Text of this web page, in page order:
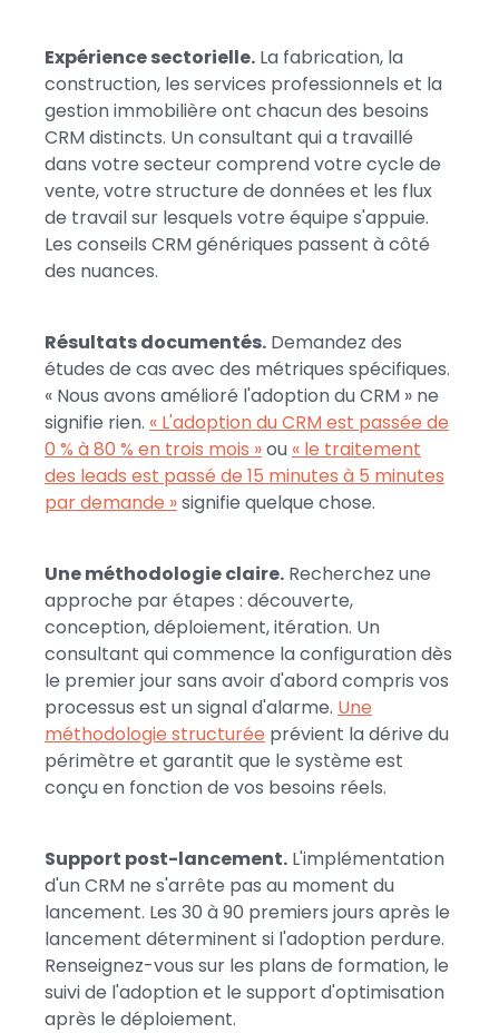
Expérience sectorielle. La fabrication, la
construction, les services professionnels et la
gestion immobilière ont chacun des besoins
CRM distincts. Un consultant qui a travaillé
dans votre secteur comprend votre cycle de
vente, votre structure de données et les flux
de travail sur lesquels votre équipe s'appuie.
Les conseils CRM génériques passent à côté
des nuances.
Résultats documentés. Demandez des
études de cas avec des métriques spécifiques.
« Nous avons amélioré l'adoption du CRM » ne
signifie rien. « L'adoption du CRM est passée de
0 % à 80 % en trois mois »ou « le traitement
des leads est passé de 15 minutes à 5 minutes
par demande »signifie quelque chose.
Une méthodologie claire. Recherchez une
approche par étapes : découverte,
conception, déploiement, itération. Un
consultant qui commence la configuration dès
le premier jour sans avoir d'abord compris vos
processus est un signal d'alarme. Une
méthodologie structurée prévient la dérive du
périmètre et garantit que le système est
conçu en fonction de vos besoins réels.
Support post-lancement. L'implémentation
d'un CRM ne s'arrête pas au moment du
lancement. Les 30 à 90 premiers jours après le
lancement déterminent si l'adoption perdure.
Renseignez-vous sur les plans de formation, le
suivi de l'adoption et le support d'optimisation
après le déploiement.